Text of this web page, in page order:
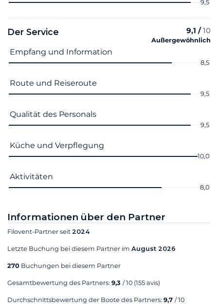
9,5
Der Service 9,1 /10
Außergewöhnlich
Name des Kriteriums Note
Empfang und Information
8,5
Route und Reiseroute
9,5
Qualität des Personals
9,5
Küche und Verpflegung
10,0
Aktivitäten
8,0
Informationen über den Partner
Filovent-Partner seit 2024
Letzte Buchung bei diesem Partner im August 2026
270 Buchungen bei diesem Partner
Gesamtbewertung des Partners: 9,3 / 10 (155 avis)
Durchschnittsbewertung der Boote des Partners: 9,7 / 10